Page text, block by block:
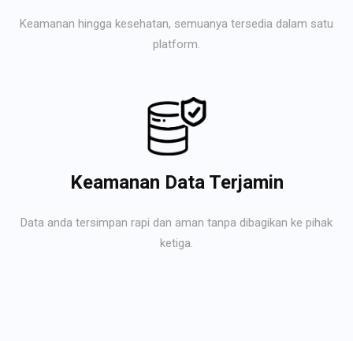
Keamanan hingga kesehatan, semuanya tersedia dalam satu
platform.
Keamanan Data Terjamin
Data anda tersimpan rapi dan aman tanpa dibagikan ke pihak
ketiga.